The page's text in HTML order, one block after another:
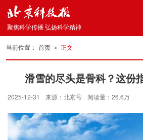
聚焦科学传播 弘扬科学精神
当前位置： 首页 ＞ 正文
滑雪的尽头是骨科？这份
2025-12-31 来源：北京号 阅读量：26.6万